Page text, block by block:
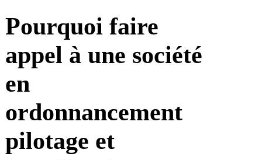
Pourquoi faire
appel à une société
en
ordonnancement
pilotage et